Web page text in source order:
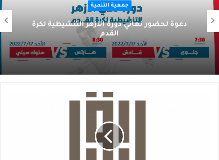
جمعية التنمية
دعوة لحضور نهائي دورة الأزهر التنشيطية لكرة
القدم